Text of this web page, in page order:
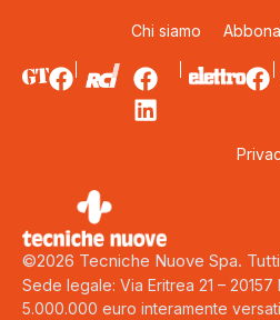
Chi siamo
©2026 Tecniche Nuove Spa.
Sede legale: Via Eritrea 21 –
5.000.000 euro interamente